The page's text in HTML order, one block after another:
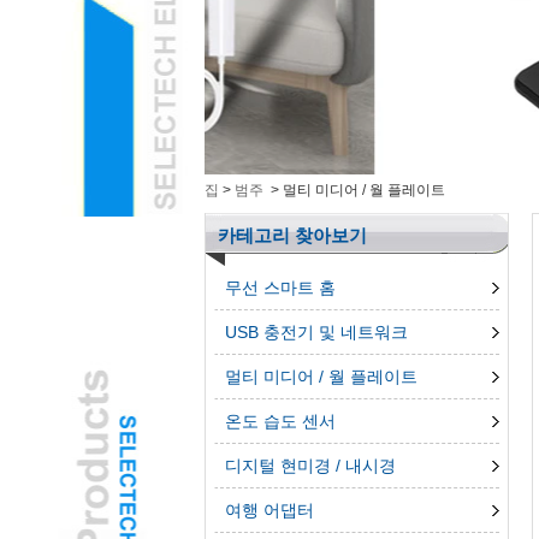
지능형 전자 제품L
그룹 해제 된 제품L
집 > 범주 > 멀티 미디어 / 월 플레이트
카테고리 찾아보기
무선 스마트 홈
USB 충전기 및 네트워크
멀티 미디어 / 월 플레이트
온도 습도 센서
디지털 현미경 / 내시경
여행 어댑터